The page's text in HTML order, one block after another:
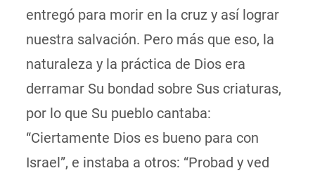
entregó para morir en la cruz y así lograr
nuestra salvación. Pero más que eso, la
naturaleza y la práctica de Dios era
derramar Su bondad sobre Sus criaturas,
por lo que Su pueblo cantaba:
“Ciertamente Dios es bueno para con
Israel”, e instaba a otros: “Probad y ved